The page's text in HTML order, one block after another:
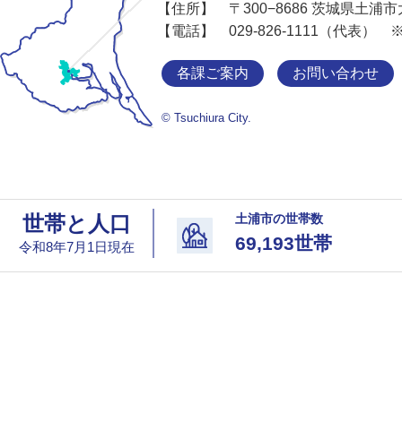
【住所】
〒300−8686 茨城県土浦
【電話】
029-826-1111（代表） ※
各課ご案内 お問い合わせ
© Tsuchiura City.